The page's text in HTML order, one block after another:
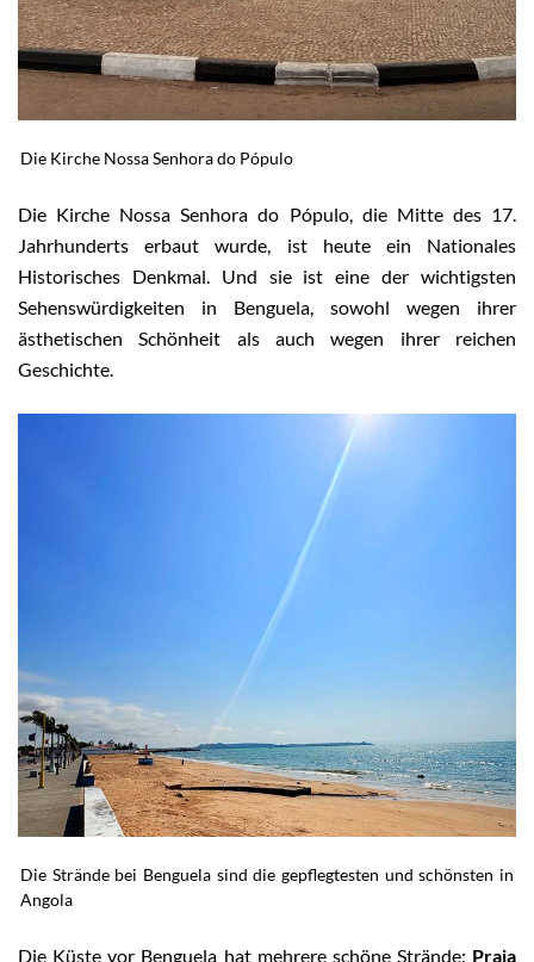
Die Kirche Nossa Senhora do Pópulo
Die Kirche Nossa Senhora do Pópulo, die Mitte des 17.
Jahrhunderts erbaut wurde, ist heute ein Nationales
Historisches Denkmal. Und sie ist eine der wichtigsten
Sehenswürdigkeiten in Benguela, sowohl wegen ihrer
ästhetischen Schönheit als auch wegen ihrer reichen
Geschichte.
Die Strände bei Benguela sind die gepflegtesten und schönsten in
Angola
Die Küste vor Benguela hat mehrere schöne Strände: Praia